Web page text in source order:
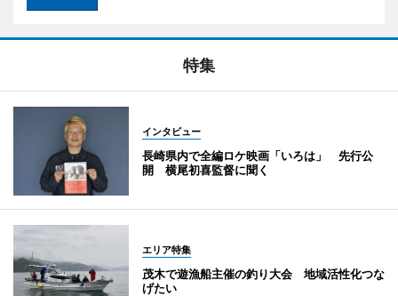
特集
インタビュー
長崎県内で全編ロケ映画「いろは」 先行公
開 横尾初喜監督に聞く
エリア特集
茂木で遊漁船主催の釣り大会 地域活性化つな
げたい